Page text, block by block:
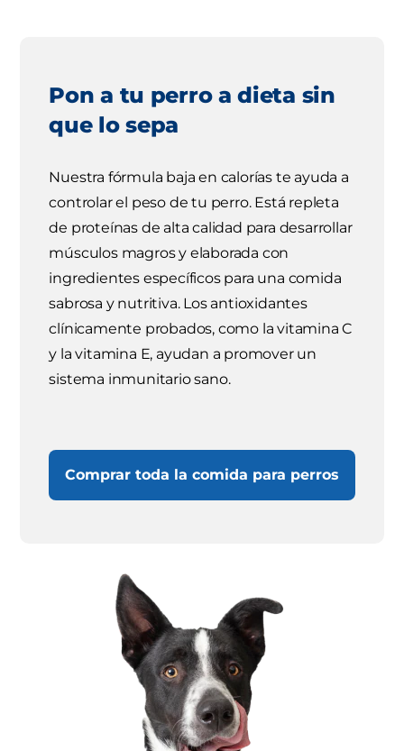
Pon a tu perro a dieta sin
que lo sepa
Nuestra fórmula baja en calorías te ayuda a
controlar el peso de tu perro. Está repleta
de proteínas de alta calidad para desarrollar
músculos magros y elaborada con
ingredientes específicos para una comida
sabrosa y nutritiva. Los antioxidantes
clínicamente probados, como la vitamina C
y la vitamina E, ayudan a promover un
sistema inmunitario sano.
Comprar toda la comida para perros